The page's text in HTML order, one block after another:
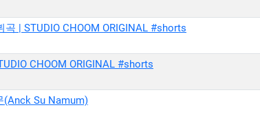
| STUDIO CHOOM ORIGINAL #shorts
CHOOM ORIGINAL #shorts
(Anck Su Namum)